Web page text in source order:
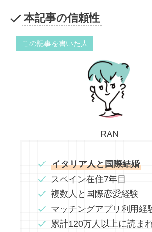
本記事の信頼性
この記事を書いた人
RAN
イタリア人と国際結婚
スペイン在住7年目
複数人と国際恋愛経験
マッチングアプリ利用経
累計120万人以上に読ま